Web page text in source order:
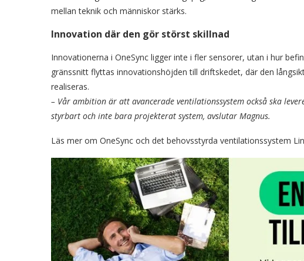
mellan teknik och människor stärks.
Innovation där den gör störst skillnad
Innovationerna i OneSync ligger inte i fler sensorer, utan i hur
gränssnitt flyttas innovationshöjden till driftskedet, där den
realiseras.
– Vår ambition är att avancerade ventilationssystem också ska
styrbart och inte bara projekterat system, avslutar Magnus.
Läs mer om OneSync och det behovsstyrda ventilationssystem